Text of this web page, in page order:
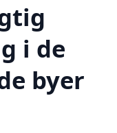
i de
byer